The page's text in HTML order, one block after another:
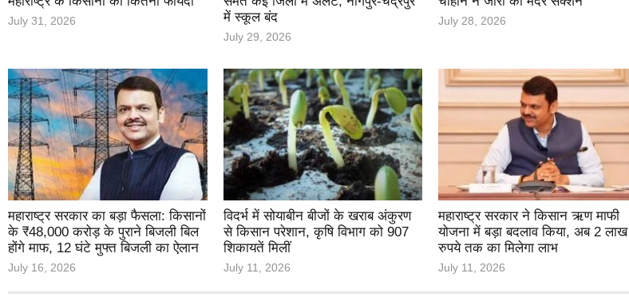
July 31, 2026
में स्कूल बंद
July 29, 2026
July 28, 2026
महाराष्ट्र सरकार का बड़ा फैसला: किसानों
के ₹48,000 करोड़ के पुराने बिजली बिल
होंगे माफ, 12 घंटे मुफ्त बिजली का ऐलान
July 16, 2026
विदर्भ में सोयाबीन बीजों के खराब अंकुरण
से किसान परेशान, कृषि विभाग को 907
शिकायतें मिलीं
July 11, 2026
महाराष्ट्र सरकार ने किसान ऋण माफी
योजना में बड़ा बदलाव किया, अब 2 लाख
रुपये तक का मिलेगा लाभ
July 11, 2026